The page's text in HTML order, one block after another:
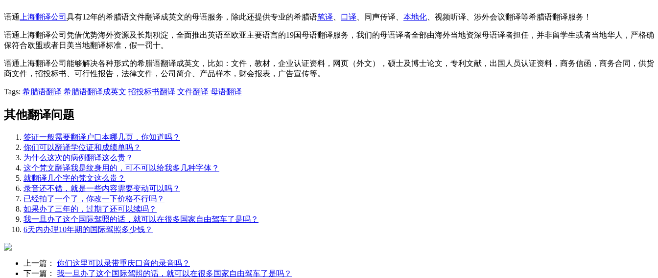
语通 上海翻译公司 具有12年的希腊语文件翻译成英文的母语服务，除此还提供专业的希腊语笔译 口译 、同声传译、 本地化 、视频听译、涉外会议翻译等希腊语翻译服务！
语通上海翻译公司凭借优势海外资源及长期积淀，全面推出英语至欧亚主要语言的19国母语翻译服务，我们的母语译者全部由海外当地资深母语译者担任，并非留学生或者当地华人，严格确
保符合欧盟或者日美当地翻译标准，假一罚十。
语通上海翻译公司能够解决各种形式的希腊语翻译成英文，比如：文件，教材，企业认证资料，网页（外文），硕士及博士论文，专利文献，出国人员认证资料，商务信函，商务合同，供货
商文件，招投标书、可行性报告，法律文件，公司简介、产品样本，财会报表，广告宣传等。
Tags: 希腊语翻译 希腊语翻译成英文 招投标书翻译 文件翻译 母语翻译
其他翻译问题
签证一般需要翻译户口本哪几页，你知道吗？
你们可以翻译学位证和成绩单吗？
为什么这次的病例翻译这么贵？
这个梵文翻译我是纹身用的，可不可以给我多几种字体？
就翻译几个字的梵文这么贵？
录音还不错，就是一些内容需要变动可以吗？
已经拍了一个了，你改一下价格不行吗？
如果办了三年的，过期了还可以续吗？
我一旦办了这个国际驾照的话，就可以在很多国家自由驾车了是吗？
6天内办理10年期的国际驾照多少钱？
上一篇： 你们这里可以录带重庆口音的录音吗？
下一篇： 我一旦办了这个国际驾照的话，就可以在很多国家自由驾车了是吗？